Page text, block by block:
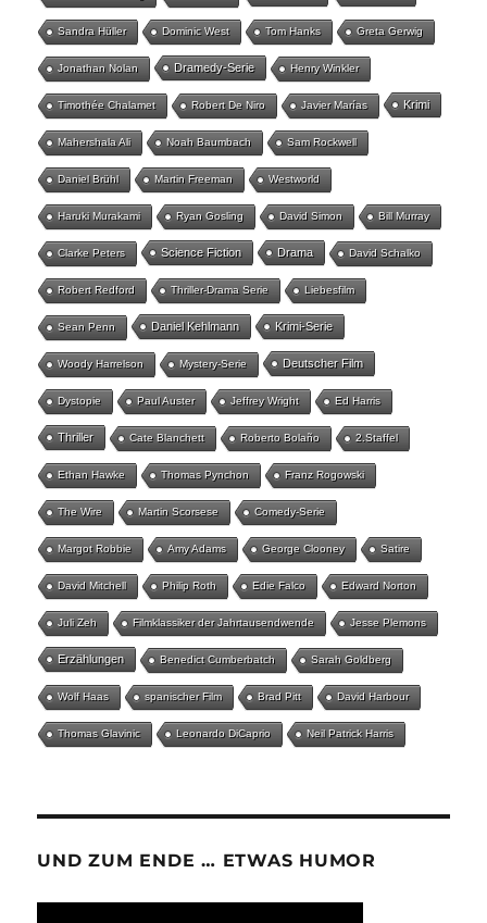
Sandra Hüller Dominic West Tom Hanks Greta Gerwig
Jonathan Nolan Dramedy-Serie Henry Winkler
Timothée Chalamet Robert De Niro Javier Marías Krimi
Mahershala Ali Noah Baumbach Sam Rockwell
Daniel Brühl Martin Freeman Westworld
Haruki Murakami Ryan Gosling David Simon Bill Murray
Clarke Peters Science Fiction Drama David Schalko
Robert Redford Thriller-Drama Serie Liebesfilm
Sean Penn Daniel Kehlmann Krimi-Serie
Woody Harrelson Mystery-Serie Deutscher Film
Dystopie Paul Auster Jeffrey Wright Ed Harris
Thriller Cate Blanchett Roberto Bolaño 2.Staffel
Ethan Hawke Thomas Pynchon Franz Rogowski
The Wire Martin Scorsese Comedy-Serie
Margot Robbie Amy Adams George Clooney Satire
David Mitchell Philip Roth Edie Falco Edward Norton
Juli Zeh Filmklassiker der Jahrtausendwende Jesse Plemons
Erzählungen Benedict Cumberbatch Sarah Goldberg
Wolf Haas spanischer Film Brad Pitt David Harbour
Thomas Glavinic Leonardo DiCaprio Neil Patrick Harris
UND ZUM ENDE … ETWAS HUMOR